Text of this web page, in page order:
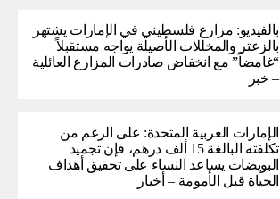
بالفيديو: مزارع فلسطيني في الإمارات يشتهر
بالزعتر والمخللات الأصيلة يواجه مستقبلاً
“غامضاً” ​​مع انخفاض صادرات المزارع العائلية
– خبر
الإمارات العربية المتحدة: على الرغم من
تكلفته البالغة 15 ألف درهم، فإن تجميد
البويضات يساعد النساء على تحقيق أهداف
الحياة قبل الأمومة – أخبار